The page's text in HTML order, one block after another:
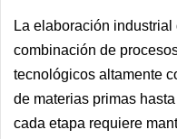
La elaboración
combinación de
tecnológicos altamente
de materias primas
cada etapa requiere